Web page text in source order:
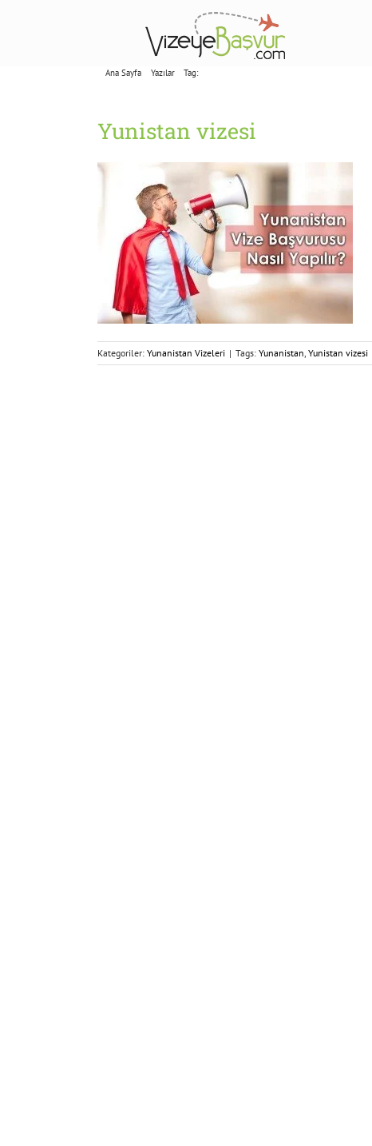
Yunistan vizesi
Ana Sayfa Yazılar Tag:Yunistan vizesi
Kategoriler: Yunanistan Vizeleri | Tags: Yunanistan Yunistan vizesi